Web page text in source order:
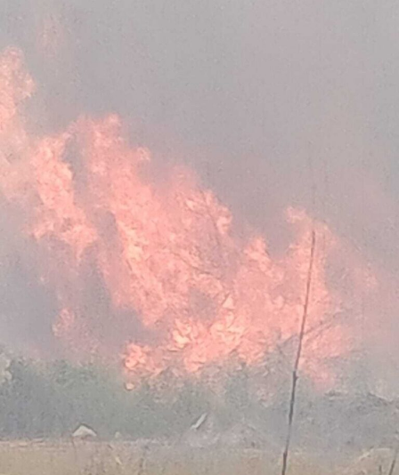
accertamenti sul territorio.
Nella casa su via del Lido, nel tratto di via Antonio
Pennacchi, i Carabinieri hanno sequestrato 18 involucri
contenenti complessivamente circa 18,2 kg di cocaina,
la somma in contanti di 8.810 euro, una macchina
conta-soldi, due orologi di lusso, vari gioielli e preziosi, 6
smartphone, un computer portatile, fogli manoscritti
riportanti la contabilità dell’attività illecita, una pistola
ad aria compressa, uno sfollagente telescopico e un